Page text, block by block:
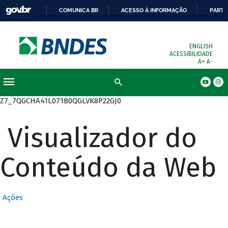
COMUNICA BR ACESSO À INFORMAÇÃO
ENGLISH
ACESSIBILIDADE
A+ A-
Z7_7QGCHA41L071B0QGLVK8P22GJ0
Visualizador do
Conteúdo da Web
Ações